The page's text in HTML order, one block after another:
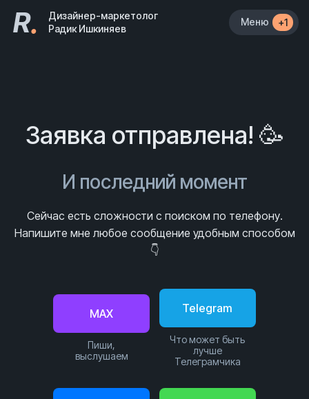
R.
Дизайнер-маркетолог
Радик Ишкиняев
Меню +1
Заявка отправлена! 🥳
И последний момент
Сейчас есть сложности с поиском по телефону.
Напишите мне любое сообщение удобным способом
👇
Telegram
Что может быть
лучше
Телеграмчика
MAX
Пиши,
выслушаем